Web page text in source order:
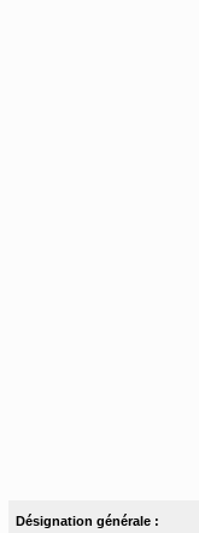
Désignation générale :